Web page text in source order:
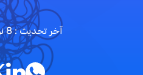
آخر تحديث : 8 نوفمبر, 2024